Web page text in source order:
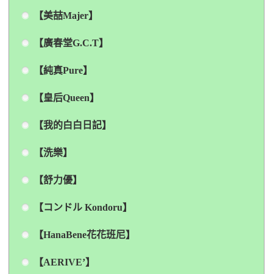
【美喆Majer】
【廣春堂G.C.T】
【純真Pure】
【皇后Queen】
【我的白白日記】
【洗樂】
【舒力優】
【コンドル Kondoru】
【HanaBene花花班尼】
【AERIVE’】